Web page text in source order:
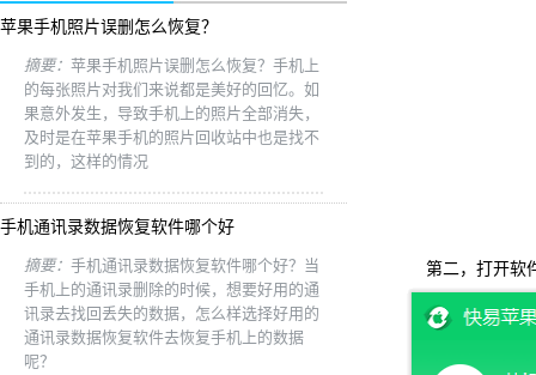
苹果手机照片误删怎么恢复？
摘要： 苹果手机照片误删怎么恢复？手机上
的每张照片对我们来说都是美好的回忆。如
果意外发生，导致手机上的照片全部消失，
及时是在苹果手机的照片回收站中也是找不
到的，这样的情况
手机通讯录数据恢复软件哪个好
摘要： 手机通讯录数据恢复软件哪个好？当
手机上的通讯录删除的时候，想要好用的通
讯录去找回丢失的数据，怎么样选择好用的
通讯录数据恢复软件去恢复手机上的数据
呢？
第二，打开软